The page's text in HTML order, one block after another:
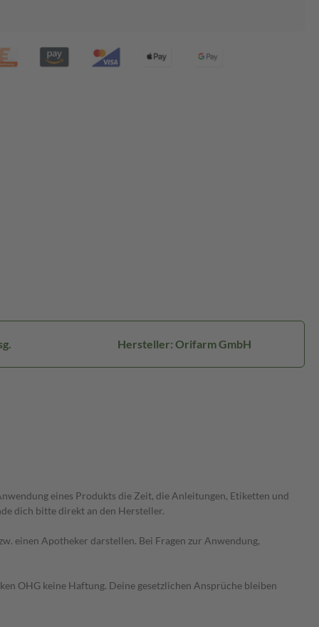
Hersteller: Orifarm GmbH
eines Produkts die Zeit, die Anleitungen, Etiketten und
dich bitte direkt an den Hersteller.
einen Apotheker darstellen. Bei Fragen zur Anwendung,
OHG keine Haftung. Deine gesetzlichen Ansprüche bleiben